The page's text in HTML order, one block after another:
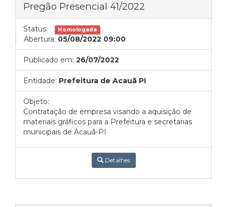
Pregão Presencial 41/2022
Status: Homologada
Abertura: 05/08/2022 09:00
Publicado em: 26/07/2022
Entidade: Prefeitura de Acauã PI
Objeto:
Contratação de empresa visando a aquisição de
materiais gráficos para a Prefeitura e secretarias
municipais de Acauã-PI
Detalhes